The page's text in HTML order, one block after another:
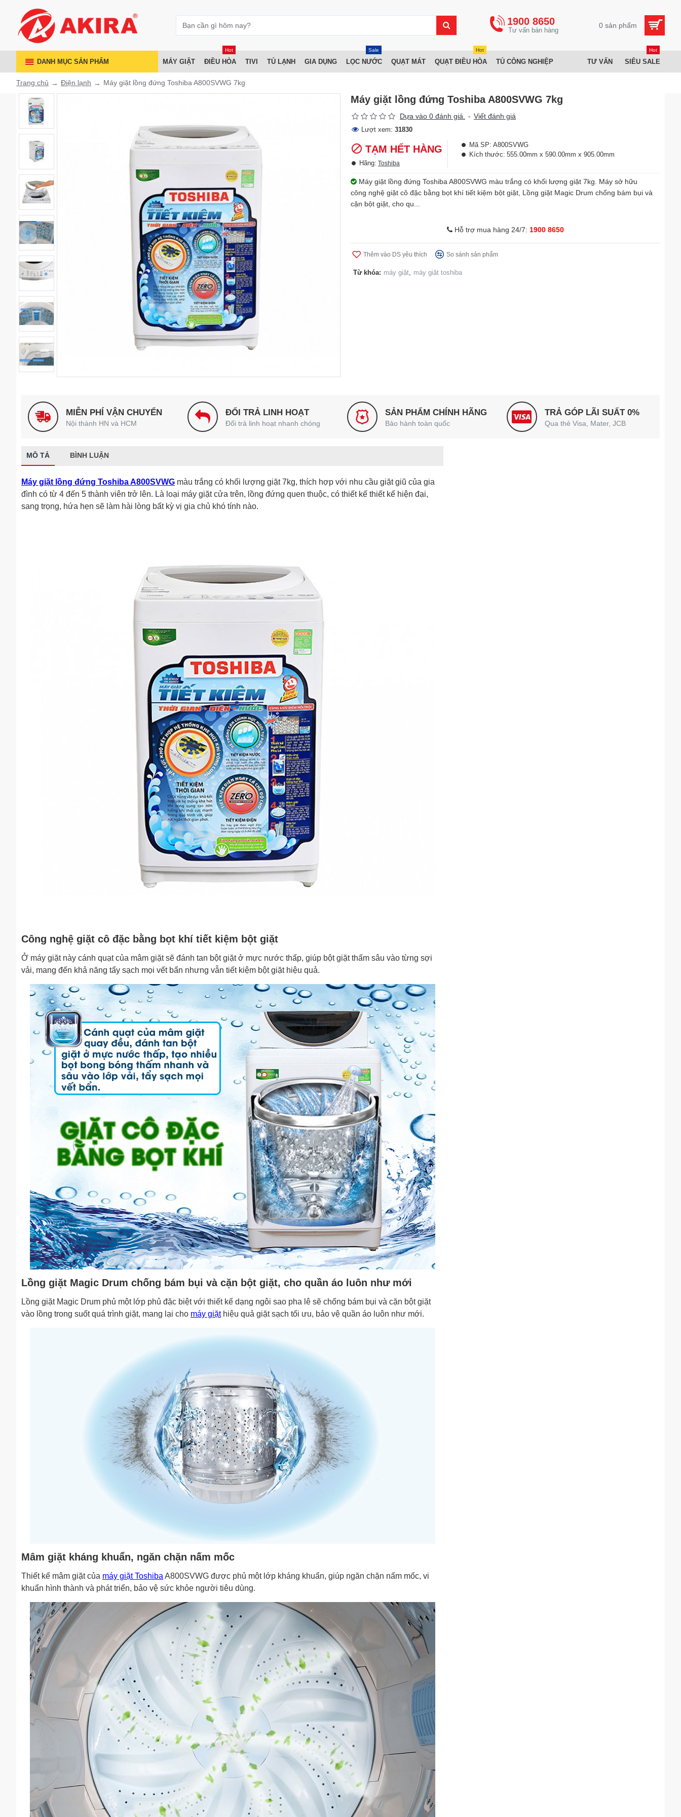
1900 8650 0 sản phẩm
DANH MỤC SẢN PHẨM MÁY GIẶT ĐIỀU HÒA
Hot
TIVI TỦ LẠNH GIA DỤNG LỌC NƯỚC
Sale
QUẠT MÁT QUẠT ĐIỀU HÒA
Hot
TỦ CÔNG NGHIỆP TƯ VẤN SIÊU SALE
Hot
Trang chủ Điện lạnh Máy giặt lồng đứng Toshiba A800SVWG 7kg
Máy giặt lồng đứng Toshiba A800SVWG 7kg
Dựa vào 0 đánh giá. - Viết đánh giá
Lượt xem: 31830
TẠM HẾT HÀNG
Hãng: Toshiba
Mã SP: A800SVWG
Kích thước: 555.00mm x 590.00mm x 905.00mm
Máy giặt lồng đứng Toshiba A800SVWG màu trắng có khối lượng giặt 7kg. Máy sở hữu
công nghệ giặt cô đặc bằng bọt khí tiết kiệm bột giặt, Lồng giặt Magic Drum chống bám bụi và
cặn bột giặt, cho qu...
Hỗ trợ mua hàng 24/7: 1900 8650
Thêm vào DS yêu thích So sánh sản phẩm
Từ khóa: máy giặt, máy giặt toshiba
MIỄN PHÍ VẬN CHUYỂN
Nội thành HN và HCM
ĐỔI TRẢ LINH HOẠT
Đổi trả linh hoạt nhanh chóng
SẢN PHẨM CHÍNH HÃNG
Bảo hành toàn quốc
TRẢ GÓP LÃI SUẤT 0%
Qua thẻ Visa, Mater, JCB
MÔ TẢ BÌNH LUẬN
Máy giặt lồng đứng Toshiba A800SVWG màu trắng có khối lượng giặt 7kg, thích hợp với nhu cầu giặt giũ của gia
đình có từ 4 đến 5 thành viên trở lên. Là loại máy giặt cửa trên, lồng đứng quen thuộc, có thiết kế thiết kế hiện đại,
sang trọng, hứa hẹn sẽ làm hài lòng bất kỳ vị gia chủ khó tính nào.
Công nghệ giặt cô đặc bằng bọt khí tiết kiệm bột giặt
Ở máy giặt này cánh quạt của mâm giặt sẽ đánh tan bột giặt ở mực nước thấp, giúp bột giặt thấm sâu vào từng sợi
vải, mang đến khả năng tẩy sạch mọi vết bẩn nhưng vẫn tiết kiệm bột giặt hiệu quả.
Lồng giặt Magic Drum chống bám bụi và cặn bột giặt, cho quần áo luôn như mới
Lồng giặt Magic Drum phủ một lớp phủ đặc biệt với thiết kế dạng ngôi sao pha lê sẽ chống bám bụi và cặn bột giặt
vào lồng trong suốt quá trình giặt, mang lại cho máy giặthiệu quả giặt sạch tối ưu, bảo vệ quần áo luôn như mới.
Mâm giặt kháng khuẩn, ngăn chặn nấm mốc
Thiết kế mâm giặt của máy giặt Toshiba A800SVWG được phủ một lớp kháng khuẩn, giúp ngăn chặn nấm mốc, vi
khuẩn hình thành và phát triển, bảo vệ sức khỏe người tiêu dùng.